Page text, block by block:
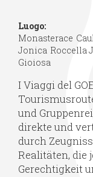
Luogo:
Monasterace
Jonica Roccella
Gioiosa
I Viaggi del
und
direkte und
durch
Realitäten, die
Gerechtigkeit